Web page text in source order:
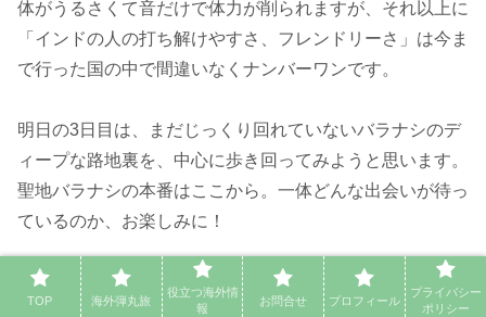
体がうるさくて音だけで体力が削られますが、それ以上に
「インドの人の打ち解けやすさ、フレンドリーさ」は今ま
で行った国の中で間違いなくナンバーワンです。
明日の3日目は、まだじっくり回れていないバラナシのデ
ィープな路地裏を、中心に歩き回ってみようと思います。
聖地バラナシの本番はここから。一体どんな出会いが待っ
ているのか、お楽しみに！
🎥リクシャーマンとの爆笑交渉や、バラナシの物凄い人
TOP 海外弾丸旅
役立つ海外情
報
お問合せ プロフィール
プライバシー
ポリシー